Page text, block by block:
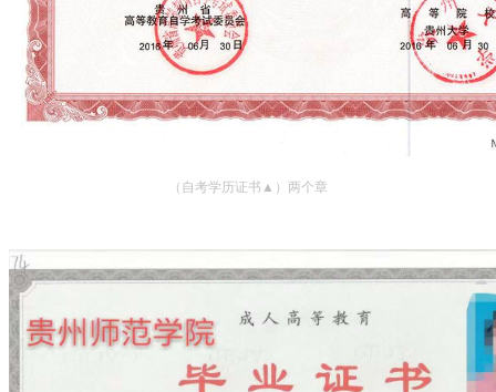
（自考学历证书▲）两个章